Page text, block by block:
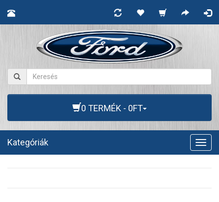
0 TERMÉK - 0FT
Kategóriák